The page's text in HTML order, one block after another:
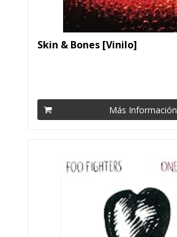
Skin & Bones [Vinilo]
Más Información